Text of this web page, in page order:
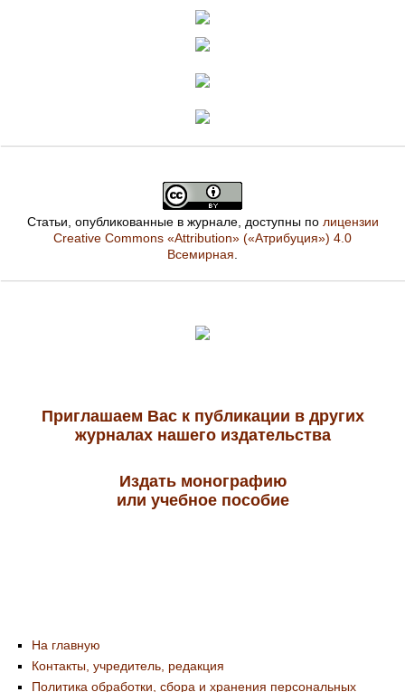
Статьи, опубликованные в журнале, доступны по лицензии
Creative Commons «Attribution» («Атрибуция») 4.0
Всемирная
Приглашаем Вас к публикации в других
журналах нашего издательства
Издать монографию
или учебное пособие
На главную
Контакты, учредитель, редакция
Политика обработки, сбора и хранения персональных